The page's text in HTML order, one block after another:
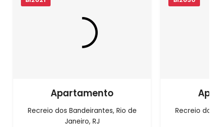
Apartamento
Recreio dos Bandeirantes, Rio de
Janeiro, RJ
Recreio dos